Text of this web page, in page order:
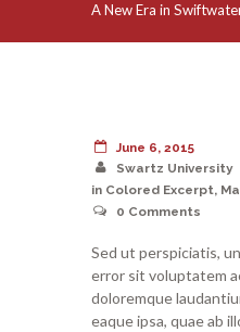
A New Era in
June 6, 2015
Swartz University
in Colored Excerpt,
0 Comments
Sed ut perspiciatis,
error sit voluptatem
doloremque
eaque ipsa, quae ab